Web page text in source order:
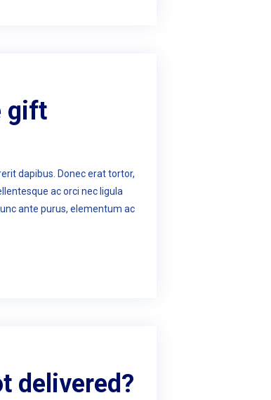
gift
dapibus. Donec erat tortor,
ac orci nec ligula
ante purus, elementum ac
delivered?